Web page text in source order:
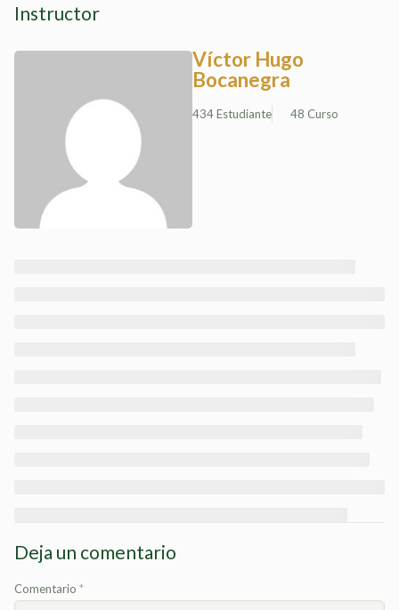
Instructor
Víctor Hugo
Bocanegra
434 Estudiante 48 Curso
Deja un comentario
Comentario *